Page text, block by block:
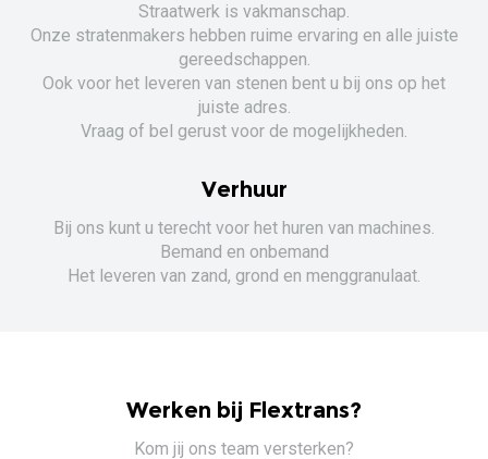
Straatwerk is vakmanschap.
Onze stratenmakers hebben ruime ervaring en alle juiste
gereedschappen.
Ook voor het leveren van stenen bent u bij ons op het
juiste adres.
Vraag of bel gerust voor de mogelijkheden.
Verhuur
Bij ons kunt u terecht voor het huren van machines.
Bemand en onbemand
Het leveren van zand, grond en menggranulaat.
Werken bij Flextrans?
Kom jij ons team versterken?